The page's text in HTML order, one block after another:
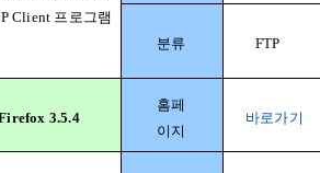
Client 프로그램
분류 FTP
3.5.4
홈페
이지
바로가기